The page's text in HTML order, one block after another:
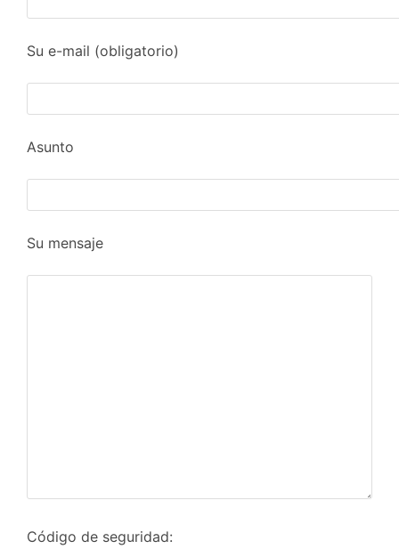
Su e-mail (obligatorio)
Asunto
Su mensaje
Código de seguridad: